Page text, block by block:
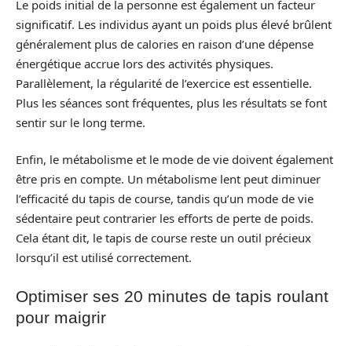
Le poids initial de la personne est également un facteur
significatif. Les individus ayant un poids plus élevé brûlent
généralement plus de calories en raison d’une dépense
énergétique accrue lors des activités physiques.
Parallèlement, la régularité de l’exercice est essentielle.
Plus les séances sont fréquentes, plus les résultats se font
sentir sur le long terme.
Enfin, le métabolisme et le mode de vie doivent également
être pris en compte. Un métabolisme lent peut diminuer
l’efficacité du tapis de course, tandis qu’un mode de vie
sédentaire peut contrarier les efforts de perte de poids.
Cela étant dit, le tapis de course reste un outil précieux
lorsqu’il est utilisé correctement.
Optimiser ses 20 minutes de tapis roulant
pour maigrir